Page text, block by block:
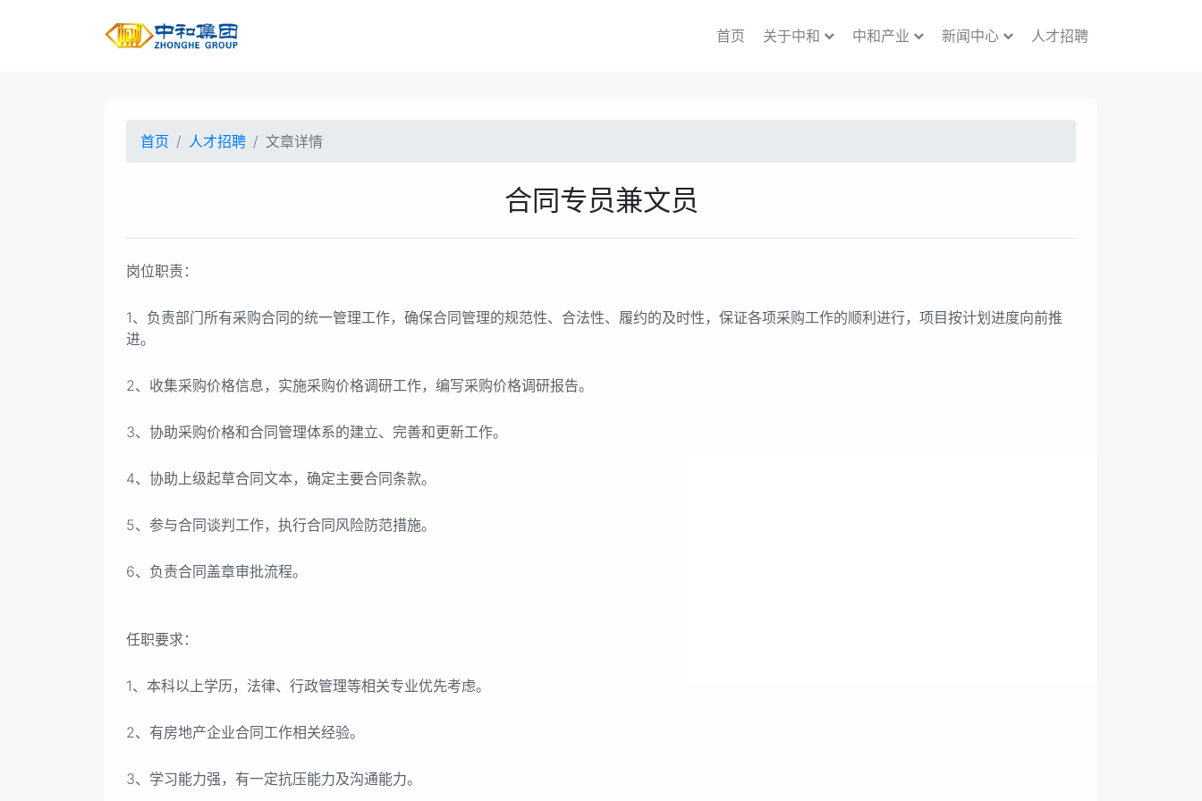
首页 关于中和 中和产业 新闻中心 人才招聘
首页 人才招聘 文章详情
合同专员兼文员
岗位职责：
1、负责部门所有采购合同的统一管理工作，确保合同管理的规范性、合法性、履约的及时性，保证各项采购工作的顺利进行，项目按计划进度向前推
进。
2、收集采购价格信息，实施采购价格调研工作，编写采购价格调研报告。
3、协助采购价格和合同管理体系的建立、完善和更新工作。
4、协助上级起草合同文本，确定主要合同条款。
5、参与合同谈判工作，执行合同风险防范措施。
6、负责合同盖章审批流程。
任职要求：
1、本科以上学历，法律、行政管理等相关专业优先考虑。
2、有房地产企业合同工作相关经验。
3、学习能力强，有一定抗压能力及沟通能力。